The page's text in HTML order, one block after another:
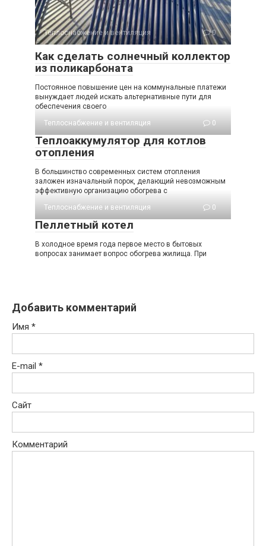
Теплоснабжение и вентиляция 0
Как сделать солнечный коллектор
из поликарбоната
Постоянное повышение цен на коммунальные платежи
вынуждает людей искать альтернативные пути для
обеспечения своего
Теплоснабжение и вентиляция
0
Теплоаккумулятор для котлов
отопления
В большинство современных систем отопления
заложен изначальный порок, делающий невозможным
эффективную организацию обогрева с
Теплоснабжение и вентиляция
0
Пеллетный котел
В холодное время года первое место в бытовых
вопросах занимает вопрос обогрева жилища. При
Добавить комментарий
Имя *
E-mail *
Сайт
Комментарий